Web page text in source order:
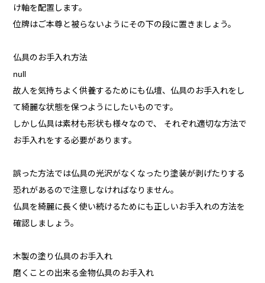
け軸を配置します。
位牌はご本尊と被らないようにその下の段に置きましょう。
仏具のお手入れ方法
null
故人を気持ちよく供養するためにも仏壇、仏具のお手入れをし
て綺麗な状態を保つようにしたいものです。
しかし仏具は素材も形状も様々なので、 それぞれ適切な方法で
お手入れをする必要があります。
誤った方法では仏具の光沢がなくなったり塗装が剥げたりする
恐れがあるので注意しなければなりません。
仏具を綺麗に長く使い続けるためにも正しいお手入れの方法を
確認しましょう。
木製の塗り仏具のお手入れ
磨くことの出来る金物仏具のお手入れ